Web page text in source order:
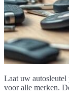
Laat uw autosleutel
voor alle merken.